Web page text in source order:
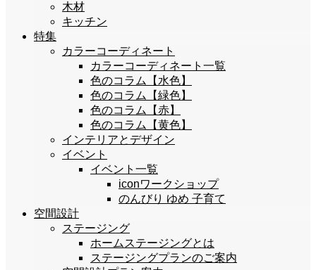
木材
キッチン
特集
カラーコーディネート
カラーコーディネート一覧
色のコラム【水色】
色のコラム【緑色】
色のコラム【赤】
色のコラム【黄色】
インテリアとデザイン
イベント
イベント一覧
iconワークショップ
のんびり ゆめ 子育て
空間設計
ステージング
ホームステージングとは
ステージングプランのご案内